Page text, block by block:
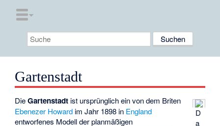
Gartenstadt
D
a
DieGartenstadt ist ursprünglich ein von dem Briten
Ebenezer Howard im Jahr 1898 in England
entworfenes Modell der planmäßigen